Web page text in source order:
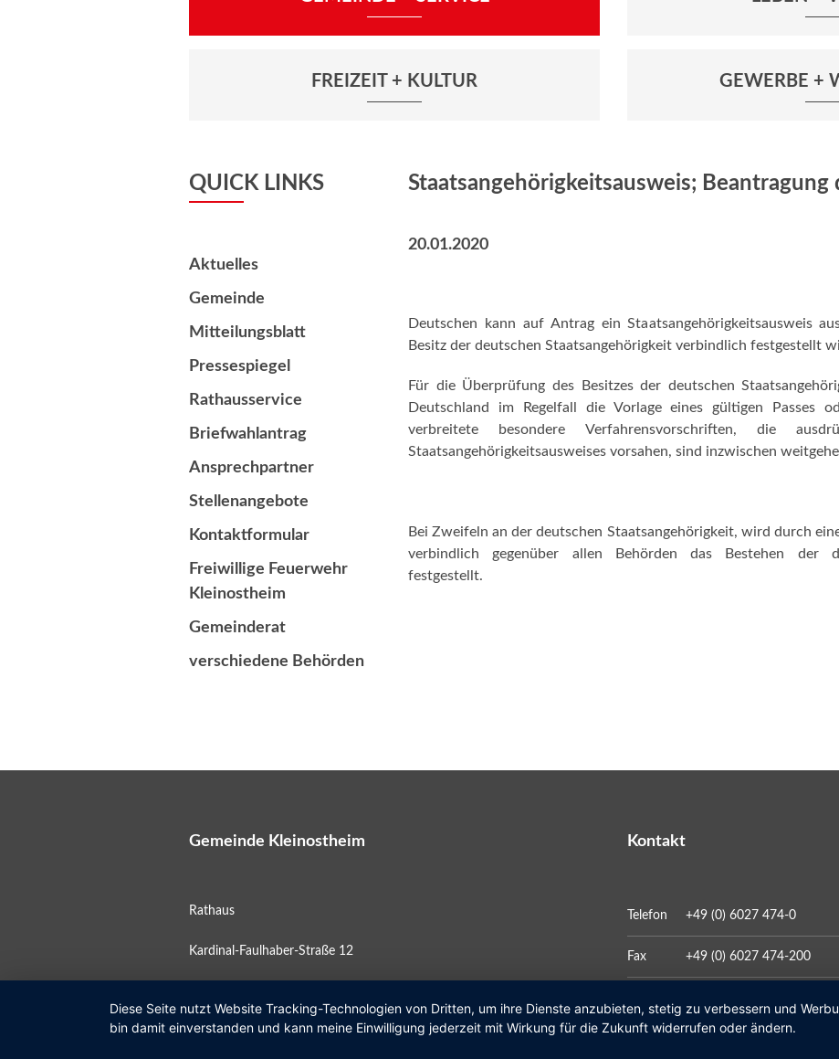
FREIZEIT + KULTUR GEWERBE +
QUICK LINKS
Aktuelles
Gemeinde
Mitteilungsblatt
Pressespiegel
Rathausservice
Briefwahlantrag
Ansprechpartner
Stellenangebote
Kontaktformular
Freiwillige Feuerwehr
Kleinostheim
Gemeinderat
verschiedene Behörden
Staatsangehörigkeitsausweis; Beantragung
20.01.2020
Deutschen kann auf Antrag ein Staatsangehörigkeitsausweis
Besitz der deutschen Staatsangehörigkeit verbindlich festgestellt
Für die Überprüfung des Besitzes der deutschen
Deutschland im Regelfall die Vorlage eines gültigen Passes
verbreitete besondere Verfahrensvorschriften, die
Staatsangehörigkeitsausweises vorsahen, sind inzwischen
Bei Zweifeln an der deutschen Staatsangehörigkeit, wird durch
verbindlich gegenüber allen Behörden das Bestehen der
festgestellt.
Gemeinde Kleinostheim
Rathaus
Kardinal-Faulhaber-Straße 12
Postfach 11 10
Kontakt
Telefon +49 (0) 6027 474-0
Fax +49 (0) 6027 474-200
Diese Seite nutzt Website Tracking-Technologien von Dritten, um ihre Dienste anzubieten, stetig zu verbessern und
bin damit einverstanden und kann meine Einwilligung jederzeit mit Wirkung für die Zukunft widerrufen oder ändern.